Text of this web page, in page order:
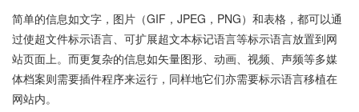
简单的信息如文字，图片（GIF，JPEG，PNG）和表格，都可以通
过使超文件标示语言、可扩展超文本标记语言等标示语言放置到网
站页面上。而更复杂的信息如矢量图形、动画、视频、声频等多媒
体档案则需要插件程序来运行，同样地它们亦需要标示语言移植在
网站内。